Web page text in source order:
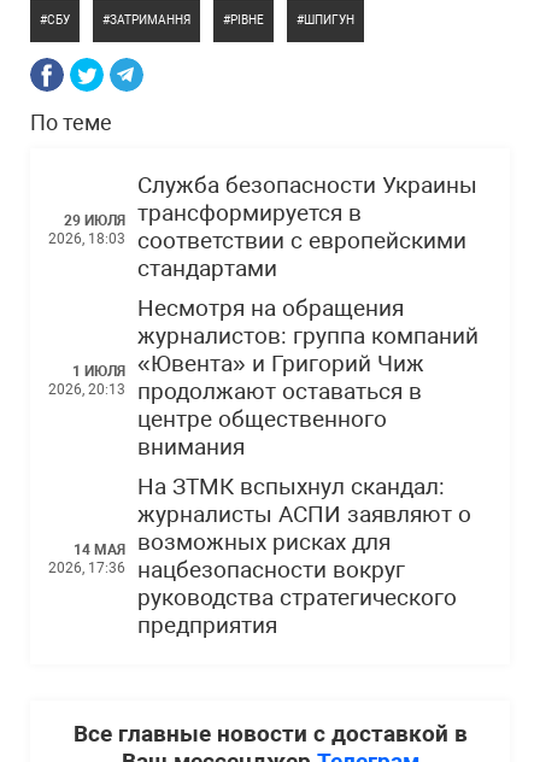
СБУ ЗАТРИМАННЯ РІВНЕ ШПИГУН
По теме
29 ИЮЛЯ
2026, 18:03
Служба безопасности Украины
трансформируется в
соответствии с европейскими
стандартами
1 ИЮЛЯ
2026, 20:13
Несмотря на обращения
журналистов: группа компаний
«Ювента» и Григорий Чиж
продолжают оставаться в
центре общественного
внимания
14 МАЯ
2026, 17:36
На ЗТМК вспыхнул скандал:
журналисты АСПИ заявляют о
возможных рисках для
нацбезопасности вокруг
руководства стратегического
предприятия
Все главные новости с доставкой в